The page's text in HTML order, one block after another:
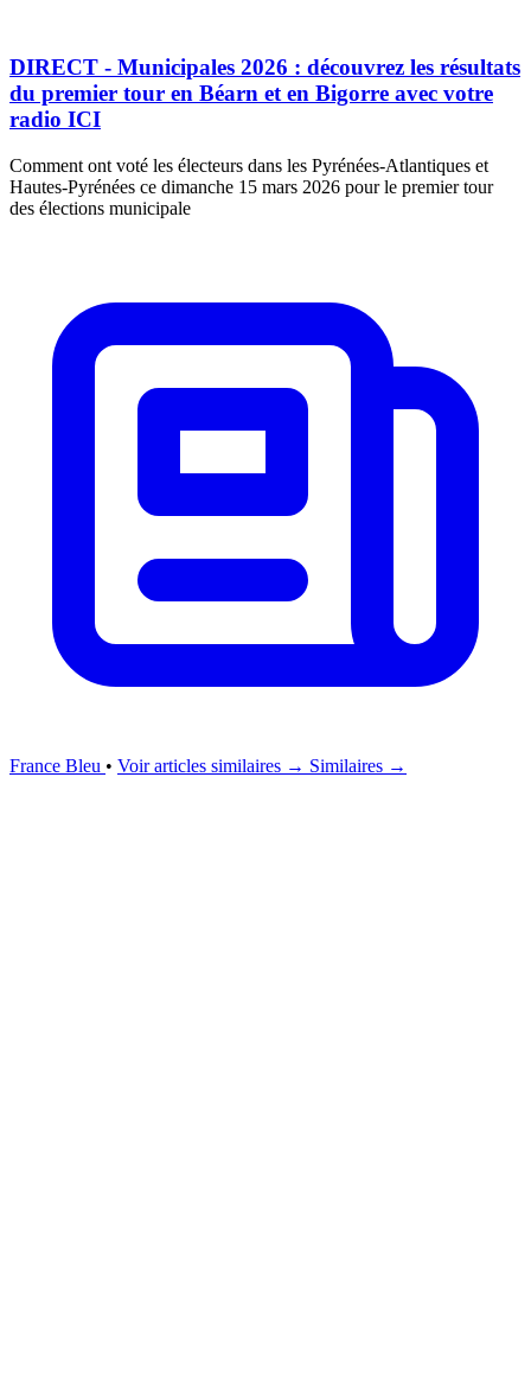
DIRECT - Municipales 2026 : découvrez les résultats
du premier tour en Béarn et en Bigorre avec votre
radio ICI
Comment ont voté les électeurs dans les Pyrénées-Atlantiques et
Hautes-Pyrénées ce dimanche 15 mars 2026 pour le premier tour
des élections municipale
France Bleu • Voir articles similaires → Similaires →